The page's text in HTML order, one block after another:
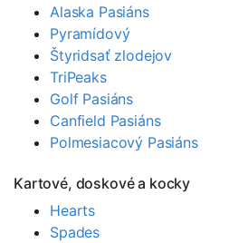
Alaska Pasiáns
Pyramídový
Štyridsať zlodejov
TriPeaks
Golf Pasiáns
Canfield Pasiáns
Polmesiacový Pasiáns
Kartové, doskové a kocky
Hearts
Spades